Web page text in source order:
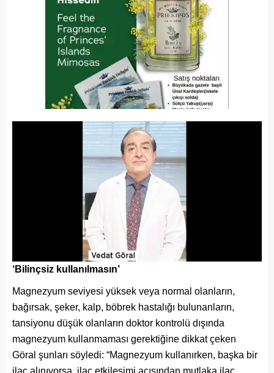
‘Bilinçsiz kullanılmasın’
Magnezyum seviyesi yüksek veya normal olanların,
bağırsak, şeker, kalp, böbrek hastalığı bulunanların,
tansiyonu düşük olanların doktor kontrolü dışında
magnezyum kullanmaması gerektiğine dikkat çeken
Göral şunları söyledi: “Magnezyum kullanırken, başka bir
ilaç alınıyorsa, ilaç etkileşimi açısından mutlaka ilaç